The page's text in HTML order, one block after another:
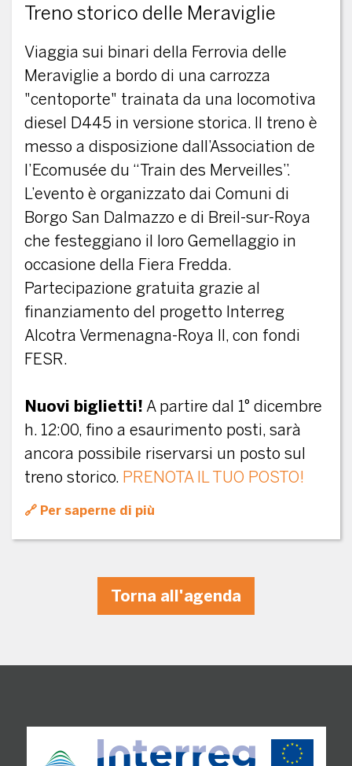
Treno storico delle Meraviglie
Viaggia sui binari della Ferrovia delle
Meraviglie a bordo di una carrozza
"centoporte" trainata da una locomotiva
diesel D445 in versione storica. Il treno è
messo a disposizione dall’Association de
l’Ecomusée du “Train des Merveilles”.
L’evento è organizzato dai Comuni di
Borgo San Dalmazzo e di Breil-sur-Roya
che festeggiano il loro Gemellaggio in
occasione della Fiera Fredda.
Partecipazione gratuita grazie al
finanziamento del progetto Interreg
Alcotra Vermenagna-Roya II, con fondi
FESR.
Nuovi biglietti! A partire dal 1° dicembre
h. 12:00, fino a esaurimento posti, sarà
ancora possibile riservarsi un posto sul
treno storico. PRENOTA IL TUO POSTO!
Per saperne di più
Torna all'agenda